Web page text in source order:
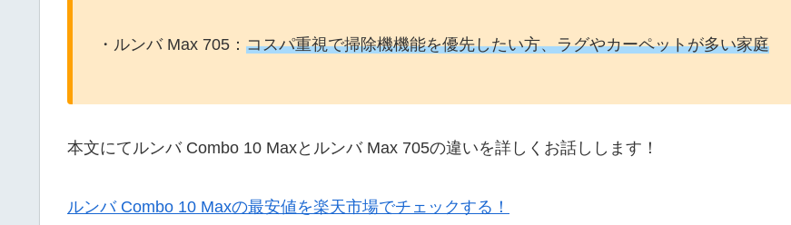
・ルンバ Max 705： コスパ重視で掃除機機能を優先したい方、ラグやカーペットが多い家庭
本文にてルンバ Combo 10 Maxとルンバ Max 705の違いを詳しくお話しします！
ルンバ Combo 10 Maxの最安値を楽天市場でチェックする！